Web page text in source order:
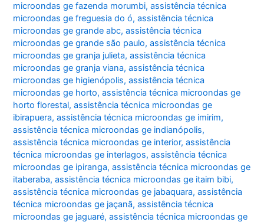
microondas ge fazenda morumbi,assistência técnica
microondas ge freguesia do ó,assistência técnica
microondas ge grande abc,assistência técnica
microondas ge grande são paulo,assistência técnica
microondas ge granja julieta,assistência técnica
microondas ge granja viana,assistência técnica
microondas ge higienópolis,assistência técnica
microondas ge horto,assistência técnica microondas ge
horto florestal,assistência técnica microondas ge
ibirapuera,assistência técnica microondas ge imirim,
assistência técnica microondas ge indianópolis,
assistência técnica microondas ge interior,assistência
técnica microondas ge interlagos,assistência técnica
microondas ge ipiranga,assistência técnica microondas ge
itaberaba,assistência técnica microondas ge itaim bibi,
assistência técnica microondas ge jabaquara,assistência
técnica microondas ge jaçanã,assistência técnica
microondas ge jaguaré,assistência técnica microondas ge